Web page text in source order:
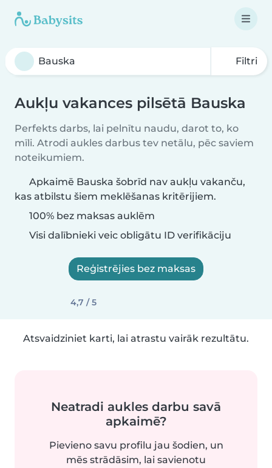
Filtri
Aukļu vakances pilsētā Bauska
Perfekts darbs, lai pelnītu naudu, darot to, ko
mīli. Atrodi aukles darbus tev netālu, pēc saviem
noteikumiem.
Apkaimē Bauska šobrīd nav aukļu vakanču,
kas atbilstu šiem meklēšanas kritērijiem.
100% bez maksas auklēm
Visi dalībnieki veic obligātu ID verifikāciju
Reģistrējies bez maksas
4,7 / 5
Atsvaidziniet karti, lai atrastu vairāk rezultātu.
Neatradi aukles darbu savā
apkaimē?
Pievieno savu profilu jau šodien, un
mēs strādāsim, lai savienotu